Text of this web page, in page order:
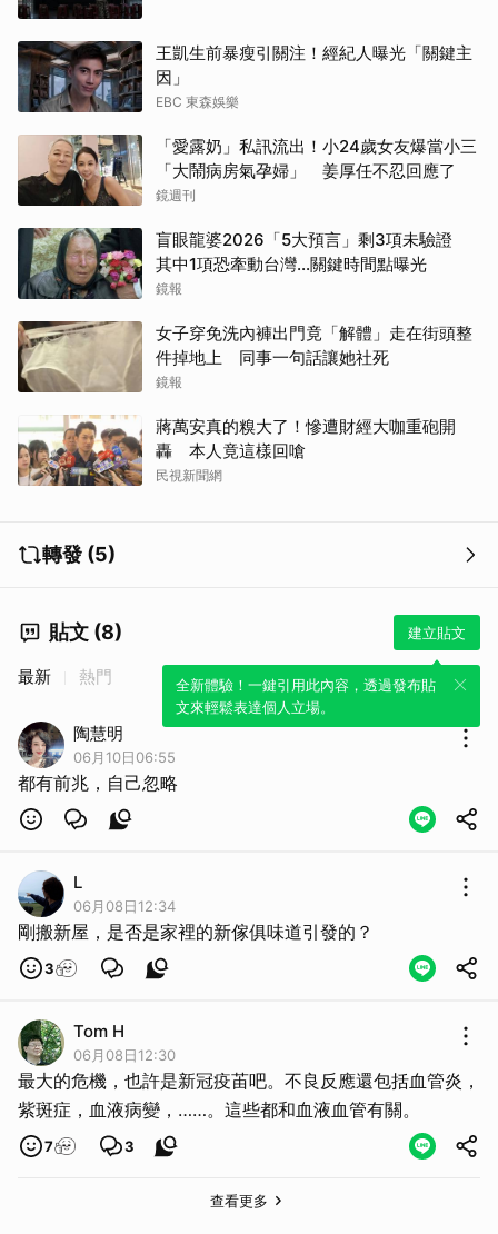
王凱生前暴瘦引關注！經紀人曝光「關鍵主
因」
EBC 東森娛樂
「愛露奶」私訊流出！小24歲女友爆當小三
「大鬧病房氣孕婦」 姜厚任不忍回應了
鏡週刊
盲眼龍婆2026「5大預言」剩3項未驗證
其中1項恐牽動台灣...關鍵時間點曝光
鏡報
女子穿免洗內褲出門竟「解體」走在街頭整
件掉地上 同事一句話讓她社死
鏡報
蔣萬安真的糗大了！慘遭財經大咖重砲開
轟 本人竟這樣回嗆
民視新聞網
轉發 (5)
貼文 (8) 建立貼文
全新體驗！一鍵引用此內容，透過發布貼
文來輕鬆表達個人立場。
最新 熱門
陶慧明
06月10日06:55
都有前兆，自己忽略
L
06月08日12:34
剛搬新屋，是否是家裡的新傢俱味道引發的？
3
Tom H
06月08日12:30
最大的危機，也許是新冠疫苖吧。不良反應還包括血管炎，
紫斑症，血液病變，……。這些都和血液血管有關。
7 3
查看更多